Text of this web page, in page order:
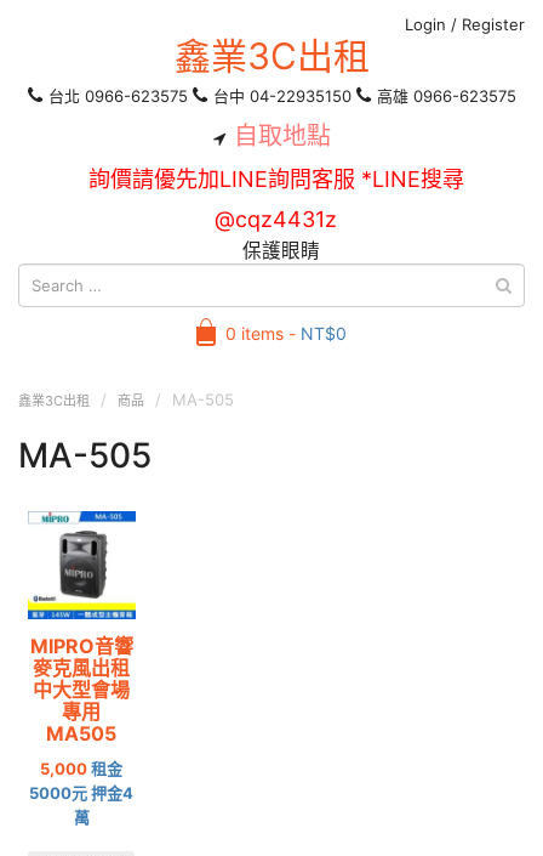
Login / Register
鑫業3C出租
台北 0966-623575 台中 04-22935150 高雄 0966-623575
自取地點
詢價請優先加LINE詢問客服 *LINE搜尋
@cqz4431z
保護眼睛
0 items - NT$0
鑫業3C出租 商品 MA-505
MA-505
MIPRO音響
麥克風出租
中大型會場
專用
MA505
5,000租金
5000元 押金4
萬